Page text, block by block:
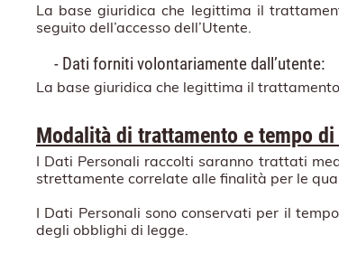
La base giuridica che legittima il
seguito dell’accesso dell’Utente.
- Dati forniti volontariamente dall’utente:
La base giuridica che legittima il
Modalità di trattamento e tempo
I Dati Personali raccolti saranno trattati
strettamente correlate alle finalità per le
I Dati Personali sono conservati per il
degli obblighi di legge.